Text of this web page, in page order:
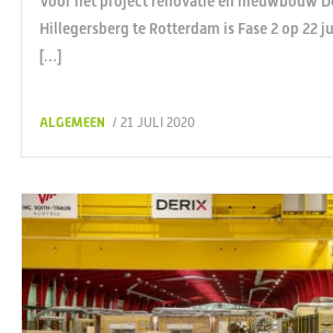
Hillegersberg te Rotterdam is Fase 2 op 22
[…]
ALGEMEEN / 21 JULI 2020